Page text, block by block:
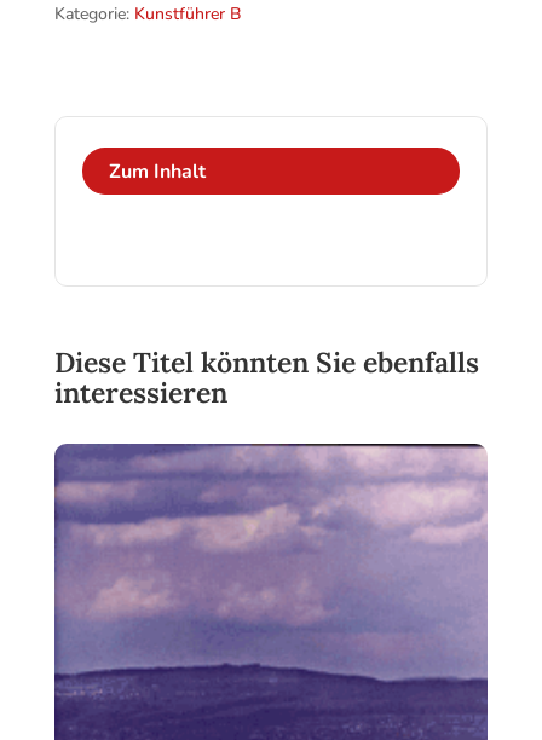
Kategorie: Kunstführer B
Zum Inhalt
Diese Titel könnten Sie ebenfalls
interessieren